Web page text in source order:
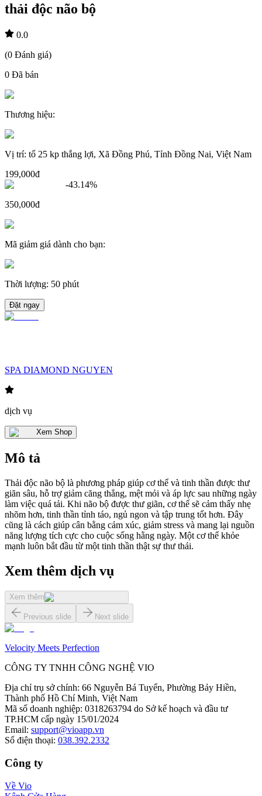
thải độc não bộ
0.0
(0 Đánh giá)
0 Đã bán
Thương hiệu:
Vị trí: tổ 25 kp thắng lợi, Xã Đồng Phú, Tỉnh Đồng Nai, Việt Nam
199,000đ
-43.14%
350,000đ
Mã giảm giá dành cho bạn:
Thời lượng: 50 phút
Đặt ngay
SPA DIAMOND NGUYEN
dịch vụ
Xem Shop
Mô tả
Thải độc não bộ là phương pháp giúp cơ thể và tinh thần được thư
giãn sâu, hỗ trợ giảm căng thẳng, mệt mỏi và áp lực sau những ngày
làm việc quá tải. Khi não bộ được thư giãn, cơ thể sẽ cảm thấy nhẹ
nhõm hơn, tinh thần tỉnh táo, ngủ ngon và tập trung tốt hơn. Đây
cũng là cách giúp cân bằng cảm xúc, giảm stress và mang lại nguồn
năng lượng tích cực cho cuộc sống hằng ngày. Một cơ thể khỏe
mạnh luôn bắt đầu từ một tinh thần thật sự thư thái.
Xem thêm dịch vụ
Xem thêm
Previous slide Next slide
Velocity Meets Perfection
CÔNG TY TNHH CÔNG NGHỆ VIO
Địa chỉ trụ sở chính: 66 Nguyễn Bá Tuyển, Phường Bảy Hiền,
Thành phố Hồ Chí Minh, Việt Nam
Mã số doanh nghiệp: 0318263794 do Sở kế hoạch và đầu tư
TP.HCM cấp ngày 15/01/2024
Email: support@vioapp.vn
Số điện thoại: 038.392.2332
Công ty
Về Vio